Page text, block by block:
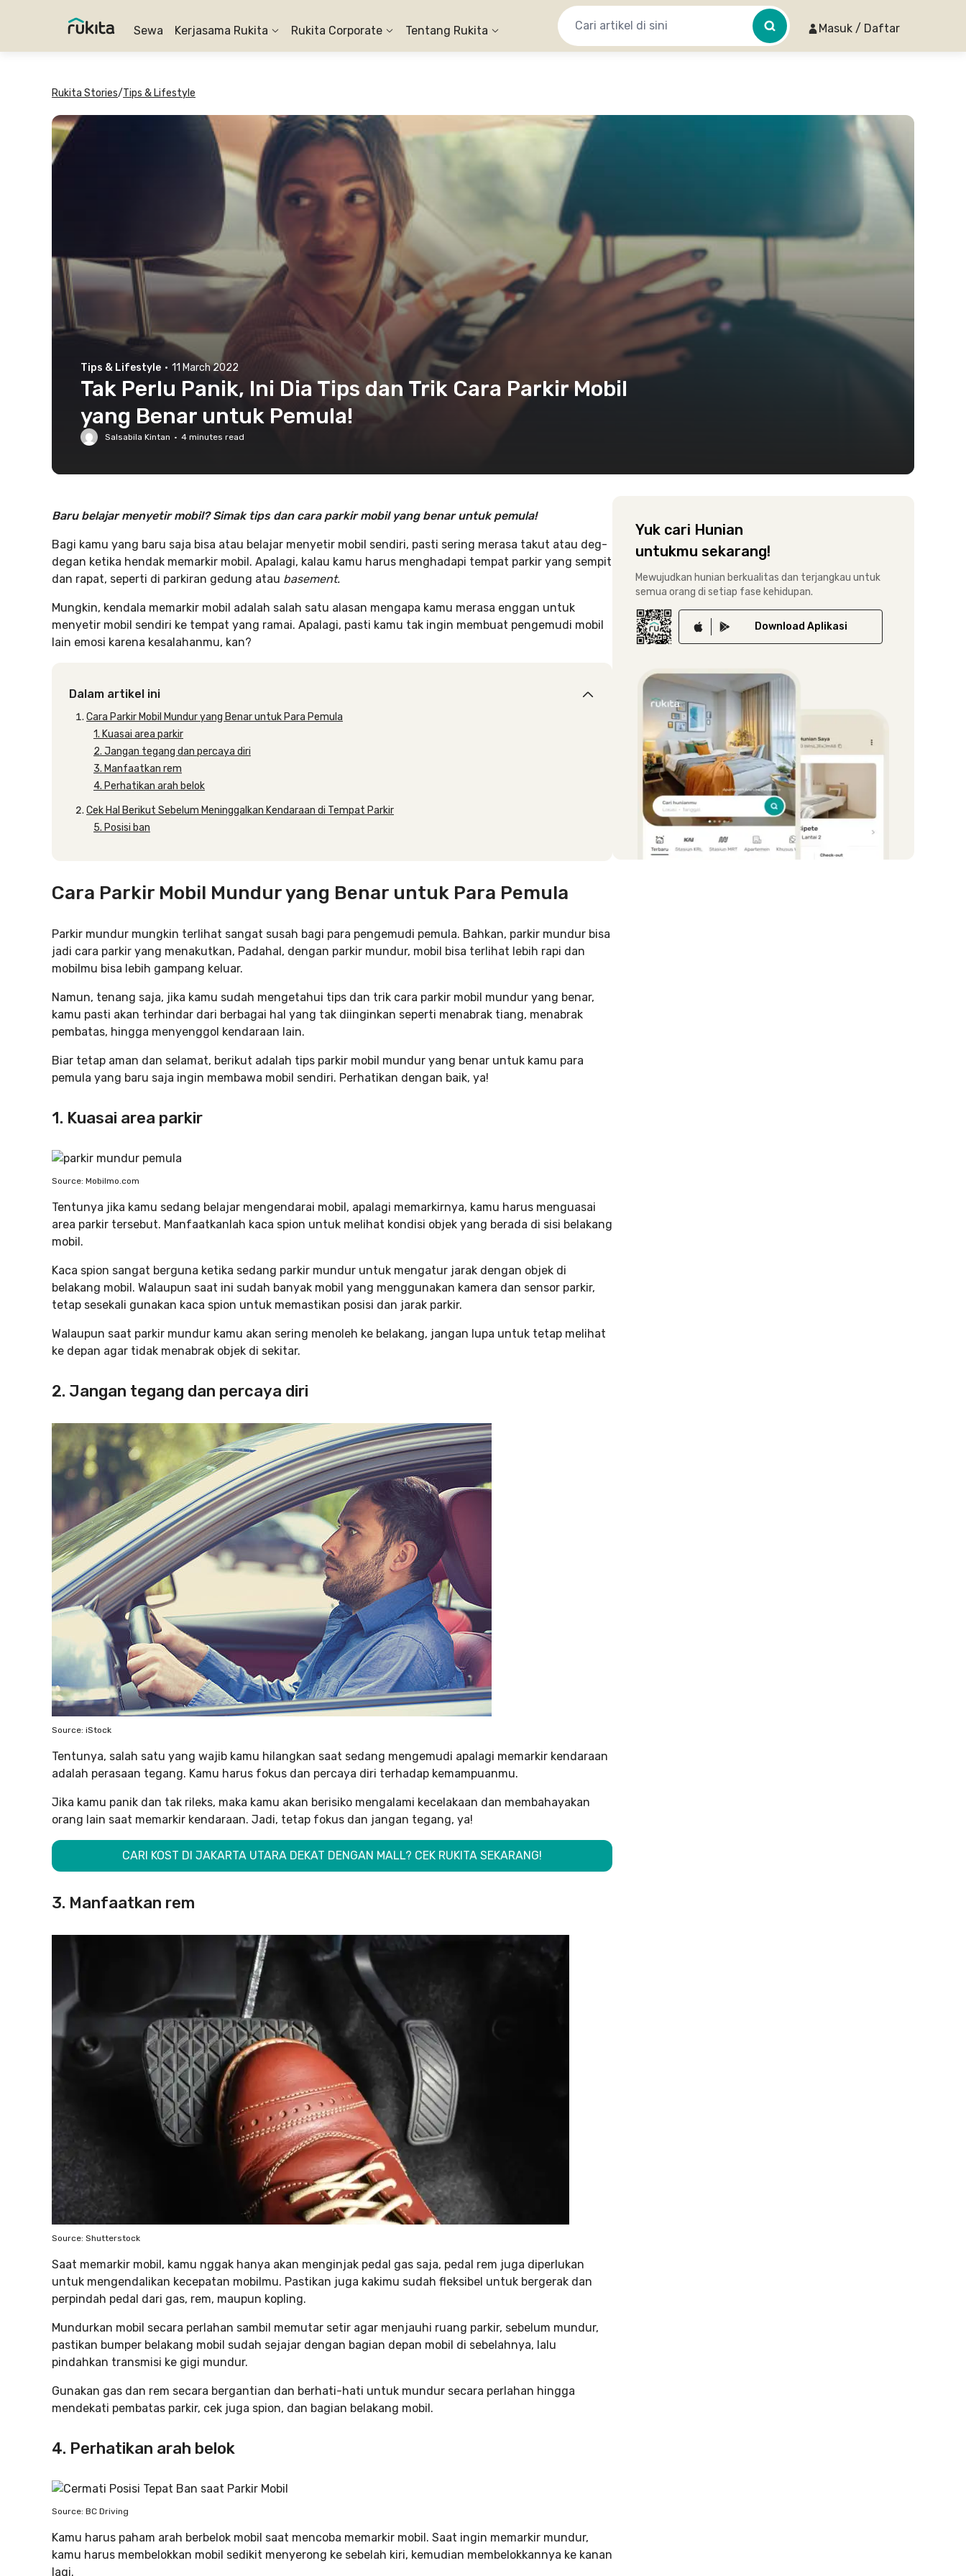
Sewa Kerjasama Rukita Rukita Corporate Tentang Rukita Masuk / Daftar
Rukita Stories/Tips & Lifestyle
Tips & Lifestyle · 11 March 2022
Tak Perlu Panik, Ini Dia Tips dan Trik Cara Parkir Mobil
yang Benar untuk Pemula!
Salsabila Kintan · 4 minutes read
Baru belajar menyetir mobil? Simak tips dan cara parkir mobil yang benar untuk pemula!
Bagi kamu yang baru saja bisa atau belajar menyetir mobil sendiri, pasti sering merasa takut atau deg-
degan ketika hendak memarkir mobil. Apalagi, kalau kamu harus menghadapi tempat parkir yang sempit
dan rapat, seperti di parkiran gedung atau basement.
Mungkin, kendala memarkir mobil adalah salah satu alasan mengapa kamu merasa enggan untuk
menyetir mobil sendiri ke tempat yang ramai. Apalagi, pasti kamu tak ingin membuat pengemudi mobil
lain emosi karena kesalahanmu, kan?
Dalam artikel ini
Cara Parkir Mobil Mundur yang Benar untuk Para Pemula
1. Kuasai area parkir
2. Jangan tegang dan percaya diri
3. Manfaatkan rem
4. Perhatikan arah belok
Cek Hal Berikut Sebelum Meninggalkan Kendaraan di Tempat Parkir
5. Posisi ban
Cara Parkir Mobil Mundur yang Benar untuk Para Pemula
Parkir mundur mungkin terlihat sangat susah bagi para pengemudi pemula. Bahkan, parkir mundur bisa
jadi cara parkir yang menakutkan, Padahal, dengan parkir mundur, mobil bisa terlihat lebih rapi dan
mobilmu bisa lebih gampang keluar.
Namun, tenang saja, jika kamu sudah mengetahui tips dan trik cara parkir mobil mundur yang benar,
kamu pasti akan terhindar dari berbagai hal yang tak diinginkan seperti menabrak tiang, menabrak
pembatas, hingga menyenggol kendaraan lain.
Biar tetap aman dan selamat, berikut adalah tips parkir mobil mundur yang benar untuk kamu para
pemula yang baru saja ingin membawa mobil sendiri. Perhatikan dengan baik, ya!
1. Kuasai area parkir
Source: Mobilmo.com
Tentunya jika kamu sedang belajar mengendarai mobil, apalagi memarkirnya, kamu harus menguasai
area parkir tersebut. Manfaatkanlah kaca spion untuk melihat kondisi objek yang berada di sisi belakang
mobil.
Kaca spion sangat berguna ketika sedang parkir mundur untuk mengatur jarak dengan objek di
belakang mobil. Walaupun saat ini sudah banyak mobil yang menggunakan kamera dan sensor parkir,
tetap sesekali gunakan kaca spion untuk memastikan posisi dan jarak parkir.
Walaupun saat parkir mundur kamu akan sering menoleh ke belakang, jangan lupa untuk tetap melihat
ke depan agar tidak menabrak objek di sekitar.
2. Jangan tegang dan percaya diri
Source: iStock
Tentunya, salah satu yang wajib kamu hilangkan saat sedang mengemudi apalagi memarkir kendaraan
adalah perasaan tegang. Kamu harus fokus dan percaya diri terhadap kemampuanmu.
Jika kamu panik dan tak rileks, maka kamu akan berisiko mengalami kecelakaan dan membahayakan
orang lain saat memarkir kendaraan. Jadi, tetap fokus dan jangan tegang, ya!
CARI KOST DI JAKARTA UTARA DEKAT DENGAN MALL? CEK RUKITA SEKARANG!
3. Manfaatkan rem
Source: Shutterstock
Saat memarkir mobil, kamu nggak hanya akan menginjak pedal gas saja, pedal rem juga diperlukan
untuk mengendalikan kecepatan mobilmu. Pastikan juga kakimu sudah fleksibel untuk bergerak dan
perpindah pedal dari gas, rem, maupun kopling.
Mundurkan mobil secara perlahan sambil memutar setir agar menjauhi ruang parkir, sebelum mundur,
pastikan bumper belakang mobil sudah sejajar dengan bagian depan mobil di sebelahnya, lalu
pindahkan transmisi ke gigi mundur.
Gunakan gas dan rem secara bergantian dan berhati-hati untuk mundur secara perlahan hingga
mendekati pembatas parkir, cek juga spion, dan bagian belakang mobil.
4. Perhatikan arah belok
Source: BC Driving
Kamu harus paham arah berbelok mobil saat mencoba memarkir mobil. Saat ingin memarkir mundur,
kamu harus membelokkan mobil sedikit menyerong ke sebelah kiri, kemudian membelokkannya ke kanan
lagi.
Yuk cari Hunian
untukmu sekarang!
Mewujudkan hunian berkualitas dan terjangkau untuk
semua orang di setiap fase kehidupan.
Download Aplikasi